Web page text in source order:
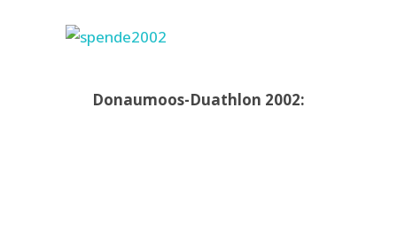
Donaumoos-Duathlon 2002: